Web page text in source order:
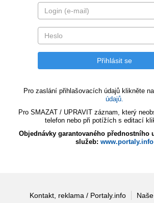
Pro zaslání přihlašovacích údajů klikněte na
údajů.
Pro SMAZAT / UPRAVIT záznam, který
telefon nebo při potížích s editací
Objednávky garantovaného přednostního
služeb: www.portaly.info
Kontakt, reklama / Portaly.info